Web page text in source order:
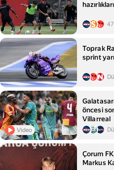
Toprak
sprint
Video
öncesi
Villarreal
Çorum
Markus